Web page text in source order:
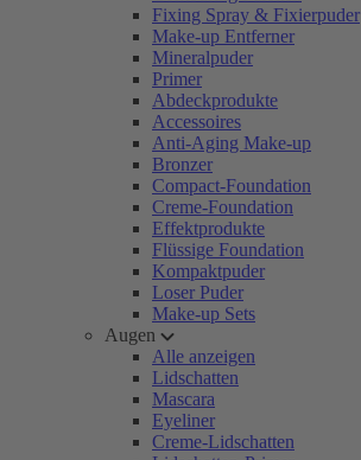
Fixing Spray & Fixierpuder
Make-up Entferner
Mineralpuder
Primer
Abdeckprodukte
Accessoires
Anti-Aging Make-up
Bronzer
Compact-Foundation
Creme-Foundation
Effektprodukte
Flüssige Foundation
Kompaktpuder
Loser Puder
Make-up Sets
Augen
Alle anzeigen
Lidschatten
Mascara
Eyeliner
Creme-Lidschatten